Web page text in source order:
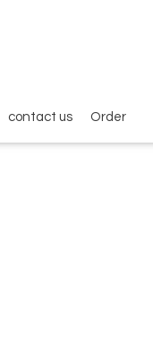
contact us Order